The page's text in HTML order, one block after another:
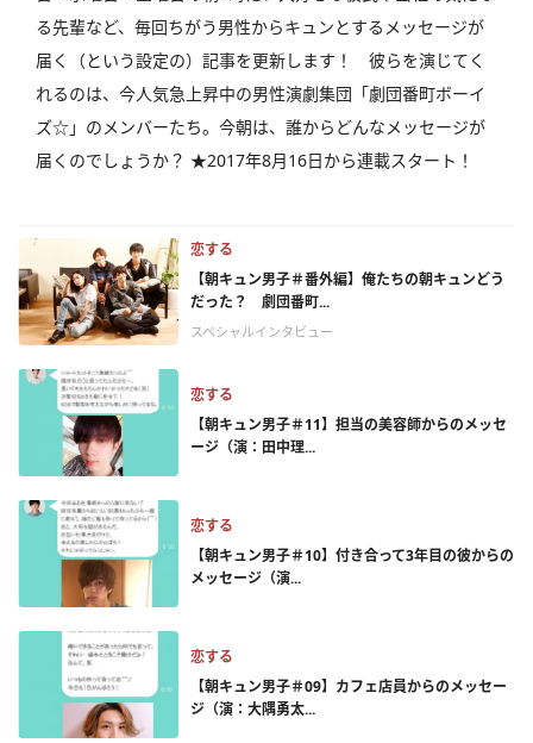
る先輩など、毎回ちがう男性からキュンとするメッセージが
届く（という設定の）記事を更新します！ 彼らを演じてく
れるのは、今人気急上昇中の男性演劇集団「劇団番町ボーイ
ズ☆」のメンバーたち。今朝は、誰からどんなメッセージが
届くのでしょうか？ ★2017年8月16日から連載スタート！
恋する
【朝キュン男子＃番外編】俺たちの朝キュンどう
だった？ 劇団番町...
スペシャルインタビュー
恋する
【朝キュン男子＃11】担当の美容師からのメッセ
ージ（演：田中理...
恋する
【朝キュン男子＃10】付き合って3年目の彼からの
メッセージ（演...
恋する
【朝キュン男子＃09】カフェ店員からのメッセー
ジ（演：大隅勇太...